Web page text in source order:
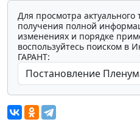
Для просмотра актуального
получения полной
изменениях и порядке
воспользуйтесь поиском в
ГАРАНТ: